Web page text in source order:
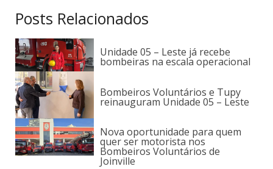
Posts Relacionados
Unidade 05 – Leste já recebe
bombeiras na escala operacional
Bombeiros Voluntários e Tupy
reinauguram Unidade 05 – Leste
Nova oportunidade para quem
quer ser motorista nos
Bombeiros Voluntários de
Joinville